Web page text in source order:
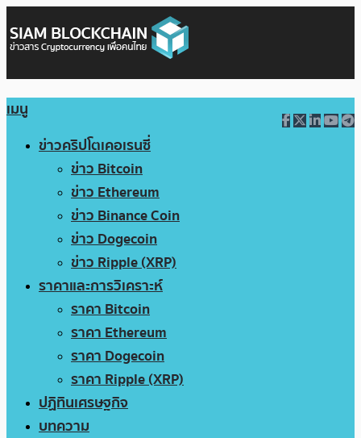
เมนู
ข่าวคริปโตเคอเรนซี่
ข่าว Bitcoin
ข่าว Ethereum
ข่าว Binance Coin
ข่าว Dogecoin
ข่าว Ripple (XRP)
ราคาและการวิเคราะห์
ราคา Bitcoin
ราคา Ethereum
ราคา Dogecoin
ราคา Ripple (XRP)
ปฏิทินเศรษฐกิจ
บทความ